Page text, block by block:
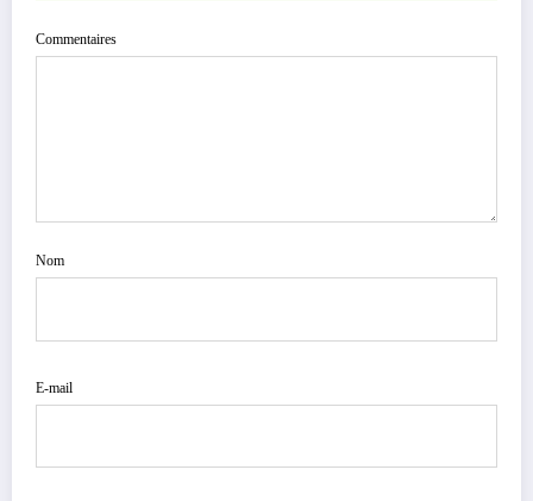
Commentaires
Nom
E-mail